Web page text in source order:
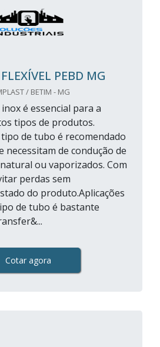
PEBD MG
/ BETIM - MG
é essencial para a
tipos de produtos.
de tubo é recomendado
necessitam de condução de
ou vaporizados. Com
perdas sem
do produto.Aplicações
de tubo é bastante
Cotar agora